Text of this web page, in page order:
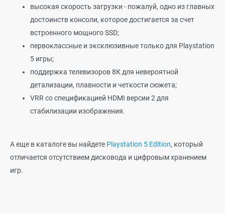
высокая скорость загрузки - пожалуй, одно из главных
достоинств консоли, которое достигается за счет
встроенного мощного SSD;
первоклассные и эксклюзивные только для Playstation
5 игры;
поддержка телевизоров 8К для невероятной
детализации, плавности и четкости сюжета;
VRR со спецификацией HDMI версии 2 для
стабилизации изображения.
А еще в каталоге вы найдете Playstation 5 Edition, который
отличается отсутствием дисковода и цифровым хранением
игр.